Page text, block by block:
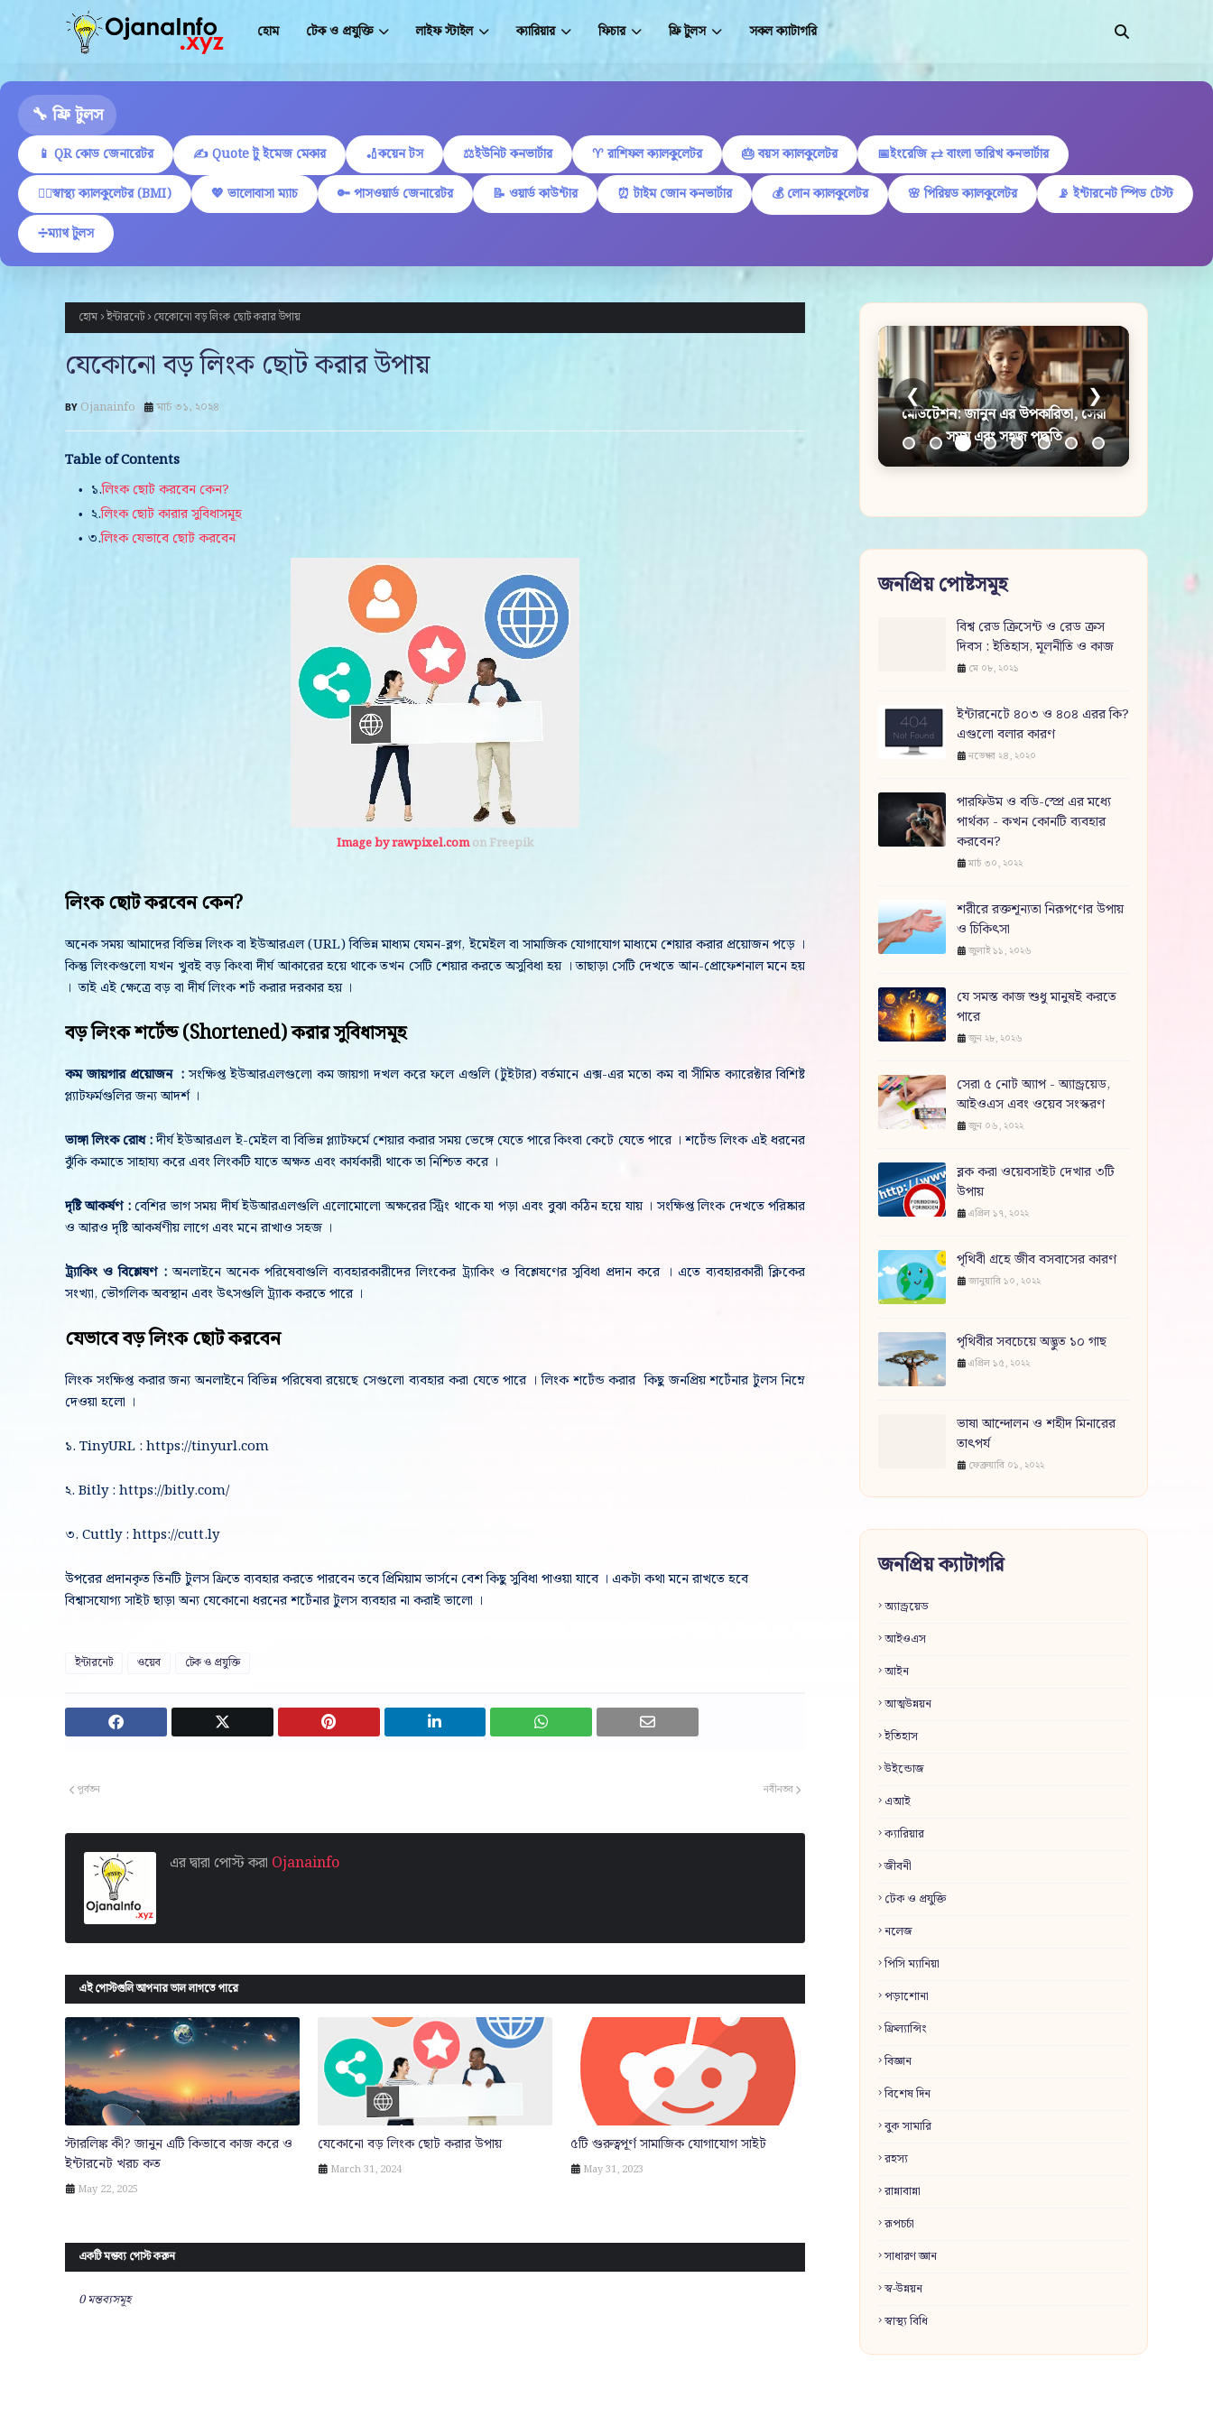
হোম টেক ও প্রযুক্তি লাইফ স্টাইল ক্যারিয়ার ফিচার ফ্রি টুলস সকল ক্যাটাগরি
🔧 ফ্রি টুলস
📱 QR কোড জেনারেটর ✍ Quote টু ইমেজ মেকার 🏏কয়েন টস ⚖️ইউনিট কনভার্টার ♈ রাশিফল ক্যালকুলেটর 🎂 বয়স ক্যালকুলেটর
📅ইংরেজি ⇄ বাংলা তারিখ কনভার্টার
🏋️‍♂️স্বাস্থ্য ক্যালকুলেটর (BMI)
💖 ভালোবাসা ম্যাচ 🔑 পাসওয়ার্ড জেনারেটর 📝 ওয়ার্ড কাউন্টার ⏰ টাইম জোন কনভার্টার 💰 লোন ক্যালকুলেটর 🌸 পিরিয়ড ক্যালকুলেটর
📡 ইন্টারনেট স্পিড টেস্ট
➗ম্যাথ টুলস
হোম ইন্টারনেট যেকোনো বড় লিংক ছোট করার উপায়
যেকোনো বড় লিংক ছোট করার উপায়
Ojanainfo মার্চ ৩১, ২০২৪
Table of Contents
১.লিংক ছোট করবেন কেন?
২.লিংক ছোট কারার সুবিধাসমূহ
৩.লিংক যেভাবে ছোট করবেন
Image by rawpixel.comon Freepik
লিংক ছোট করবেন কেন?
অনেক সময় আমাদের বিভিন্ন লিংক বা ইউআরএল (URL) বিভিন্ন মাধ্যম যেমন-ব্লগ, ইমেইল বা সামাজিক যোগাযোগ মাধ্যমে শেয়ার করার প্রয়োজন পড়ে ।
কিন্তু লিংকগুলো যখন খুবই বড় কিংবা দীর্ঘ আকারের হয়ে থাকে তখন সেটি শেয়ার করতে অসুবিধা হয় । তাছাড়া সেটি দেখতে আন-প্রোফেশনাল মনে হয়
। তাই এই ক্ষেত্রে বড় বা দীর্ঘ লিংক শর্ট করার দরকার হয় ।
বড় লিংক শর্টেন্ড (Shortened) করার সুবিধাসমূহ
কম জায়গার প্রয়োজন :সংক্ষিপ্ত ইউআরএলগুলো কম জায়গা দখল করে ফলে এগুলি (টুইটার) বর্তমানে এক্স-এর মতো কম বা সীমিত ক্যারেক্টার বিশিষ্ট
প্ল্যাটফর্মগুলির জন্য আদর্শ ।
ভাঙ্গা লিংক রোধ :দীর্ঘ ইউআরএল ই-মেইল বা বিভিন্ন প্ল্যাটফর্মে শেয়ার করার সময় ভেঙ্গে যেতে পারে কিংবা কেটে যেতে পারে । শর্টেন্ড লিংক এই ধরনের
ঝুঁকি কমাতে সাহায্য করে এবং লিংকটি যাতে অক্ষত এবং কার্যকারী থাকে তা নিশ্চিত করে ।
দৃষ্টি আকর্ষণ :বেশির ভাগ সময় দীর্ঘ ইউআরএলগুলি এলোমোলো অক্ষরের স্ট্রিং থাকে যা পড়া এবং বুঝা কঠিন হয়ে যায় । সংক্ষিপ্ত লিংক দেখতে পরিষ্কার
ও আরও দৃষ্টি আকর্ষণীয় লাগে এবং মনে রাখাও সহজ ।
ট্র্যাকিং ও বিশ্লেষণ :অনলাইনে অনেক পরিষেবাগুলি ব্যবহারকারীদের লিংকের ট্র্যাকিং ও বিশ্লেষণের সুবিধা প্রদান করে । এতে ব্যবহারকারী ক্লিকের
সংখ্যা, ভৌগলিক অবস্থান এবং উৎসগুলি ট্র্যাক করতে পারে ।
যেভাবে বড় লিংক ছোট করবেন
লিংক সংক্ষিপ্ত করার জন্য অনলাইনে বিভিন্ন পরিষেবা রয়েছে সেগুলো ব্যবহার করা যেতে পারে । লিংক শর্টেন্ড করার কিছু জনপ্রিয় শর্টেনার টুলস নিম্নে
দেওয়া হলো ।
১. TinyURL : https://tinyurl.com
২. Bitly : https://bitly.com/
৩. Cuttly : https://cutt.ly
উপরের প্রদানকৃত তিনটি টুলস ফ্রিতে ব্যবহার করতে পারবেন তবে প্রিমিয়াম ভার্সনে বেশ কিছু সুবিধা পাওয়া যাবে । একটা কথা মনে রাখতে হবে
বিশ্বাসযোগ্য সাইট ছাড়া অন্য যেকোনো ধরনের শর্টেনার টুলস ব্যবহার না করাই ভালো ।
ইন্টারনেট ওয়েব টেক ও প্রযুক্তি
নবীনতর
পূর্বতন
এর দ্বারা পোস্ট করা Ojanainfo
এই পোস্টগুলি আপনার ভাল লাগতে পারে
স্টারলিঙ্ক কী? জানুন এটি কিভাবে কাজ করে ও
ইন্টারনেট খরচ কত
May 22, 2025
যেকোনো বড় লিংক ছোট করার উপায়
March 31, 2024
৫টি গুরুত্বপূর্ণ সামাজিক যোগাযোগ সাইট
May 31, 2023
একটি মন্তব্য পোস্ট করুন
0 মন্তব্যসমূহ
মেডিটেশন: জানুন এর উপকারিতা, সেরা
সময় এবং সহজ পদ্ধতি
❮ ❯
জনপ্রিয় পোষ্টসমূহ
বিশ্ব রেড ক্রিসেন্ট ও রেড ক্রস
দিবস : ইতিহাস, মূলনীতি ও কাজ
মে ০৮, ২০২১
ইন্টারনেটে ৪০৩ ও ৪০৪ এরর কি?
এগুলো বলার কারণ
নভেম্বর ২৪, ২০২০
পারফিউম ও বডি-স্প্রে এর মধ্যে
পার্থক্য - কখন কোনটি ব্যবহার
করবেন?
মার্চ ৩০, ২০২২
শরীরে রক্তশূন্যতা নিরূপণের উপায়
ও চিকিৎসা
জুলাই ১১, ২০২৬
যে সমস্ত কাজ শুধু মানুষই করতে
পারে
জুন ২৮, ২০২৬
সেরা ৫ নোট অ্যাপ - অ্যান্ড্রয়েড,
আইওএস এবং ওয়েব সংস্করণ
জুন ০৬, ২০২২
ব্লক করা ওয়েবসাইট দেখার ৩টি
উপায়
এপ্রিল ১৭, ২০২২
পৃথিবী গ্রহে জীব বসবাসের কারণ
জানুয়ারি ১০, ২০২২
পৃথিবীর সবচেয়ে অদ্ভুত ১০ গাছ
এপ্রিল ১৫, ২০২২
ভাষা আন্দোলন ও শহীদ মিনারের
তাৎপর্য
ফেব্রুয়ারি ০১, ২০২২
জনপ্রিয় ক্যাটাগরি
অ্যান্ড্রয়েড
আইওএস
আইন
আত্মউন্নয়ন
ইতিহাস
উইন্ডোজ
এআই
ক্যারিয়ার
জীবনী
টেক ও প্রযুক্তি
নলেজ
পিসি ম্যানিয়া
পড়াশোনা
ফ্রিল্যান্সিং
বিজ্ঞান
বিশেষ দিন
বুক সামারি
রহস্য
রান্নাবান্না
রূপচর্চা
সাধারণ জ্ঞান
স্ব-উন্নয়ন
স্বাস্থ্য বিধি